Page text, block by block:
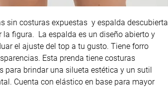
sin costuras expuestas y espalda descubierta
la figura. La espalda es un diseño abierto y
el ajuste del top a tu gusto. Tiene forro
Esta prenda tiene costuras
para brindar una silueta estética y un sutil
Cuenta con elástico en base para mayor